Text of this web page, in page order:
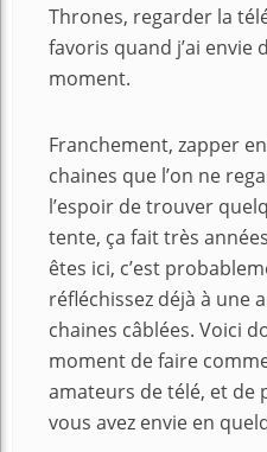
Thrones, regarder la
favoris quand j’ai envie
moment.
Franchement, zapper
chaines que l’on ne
l’espoir de trouver
tente, ça fait très
êtes ici, c’est
réfléchissez déjà à une
chaines câblées. Voici
moment de faire
amateurs de télé, et
vous avez envie en